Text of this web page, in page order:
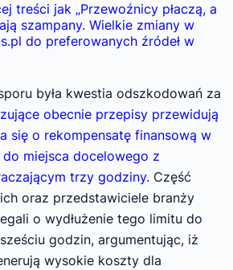
treści jak „Przewoźnicy płaczą, a
szampany. Wielkie zmiany w
do preferowanych źródeł w
była kwestia odszkodowań za
obecnie przepisy przewidują
się o rekompensatę finansową w
miejsca docelowego z
trzy godziny. Część
oraz przedstawiciele branży
o wydłużenie tego limitu do
godzin, argumentując, iż
wysokie koszty dla